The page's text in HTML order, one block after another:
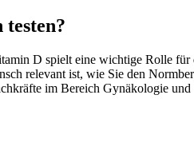
D spielt eine wichtige Rolle
relevant ist, wie Sie den
im Bereich Gynäkologie